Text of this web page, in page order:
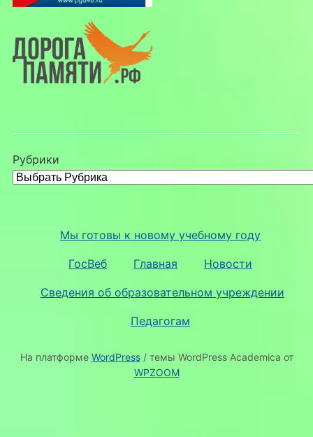
Рубрики
Мы готовы к новому учебному году
ГосВеб Главная Новости
Сведения об образовательном учреждении
Педагогам
На платформе WordPress/ темы WordPress Academica от
WPZOOM